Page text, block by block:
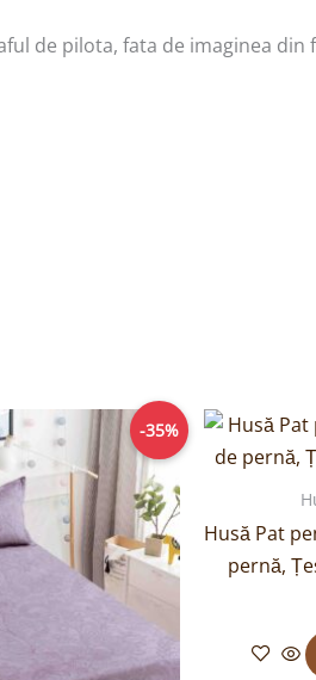
de pilota, fata de imaginea din
-35%
Prețul
inițial
fost:
99,00lei.
Prețul
curent
este:
64,00lei.
Husă Pat
pernă,